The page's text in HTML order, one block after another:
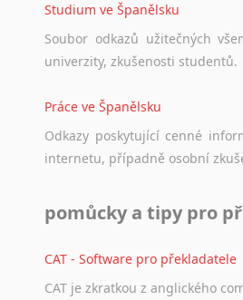
Studium ve Španělsku
Soubor odkazů užitečných
univerzity, zkušenosti studentů.
Práce ve Španělsku
Odkazy poskytující cenné
internetu, případně osobní
pomůcky a tipy pro
CAT - Software pro překladatele
CAT je zkratkou z anglického